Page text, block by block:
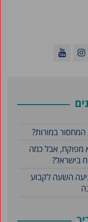
במורות?
מפוקח, אבל כמה
בישראל?
השעה לקבוע